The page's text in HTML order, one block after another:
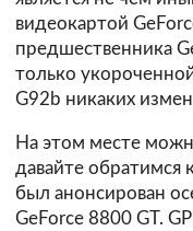
видеокартой
предшественника
только
G92b никаких
На этом месте
давайте обратимся
был анонсирован
GeForce 8800 GT.